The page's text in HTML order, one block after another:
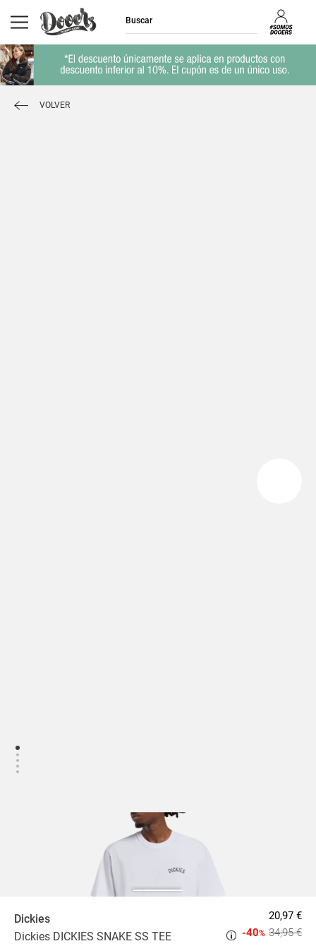
VOLVER
Dickies
Dickies DICKIES SNAKE SS TEE
20,97 €
34,95 €
-40%